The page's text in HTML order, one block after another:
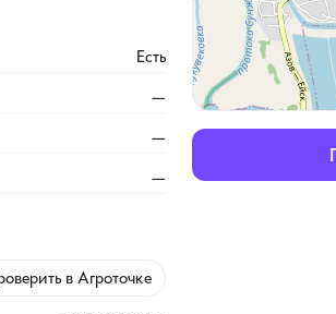
Есть
—
—
—
в Агроточке